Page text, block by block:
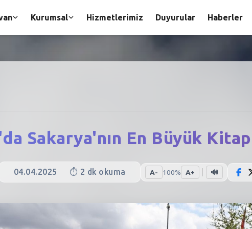
Sakarya'nın En Büyük Kitap
04.04.2025 ⏱️ 2 dk okuma A- 100% A+ 🔊
Kurumsal Hizmetlerimiz Duyurular Haberler